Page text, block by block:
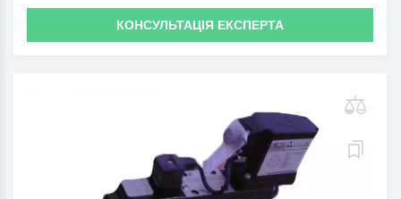
КОНСУЛЬТАЦІЯ ЕКСПЕРТА